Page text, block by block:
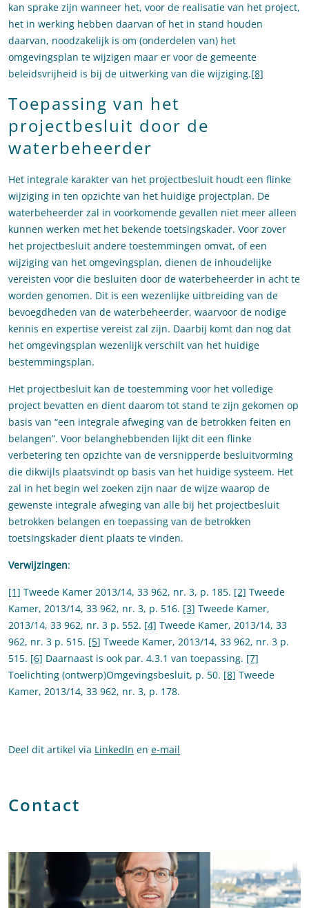
kan sprake zijn wanneer het, voor de realisatie van het project,
het in werking hebben daarvan of het in stand houden
daarvan, noodzakelijk is om (onderdelen van) het
omgevingsplan te wijzigen maar er voor de gemeente
beleidsvrijheid is bij de uitwerking van die wijziging.[8]
Toepassing van het
projectbesluit door de
waterbeheerder
Het integrale karakter van het projectbesluit houdt een flinke
wijziging in ten opzichte van het huidige projectplan. De
waterbeheerder zal in voorkomende gevallen niet meer alleen
kunnen werken met het bekende toetsingskader. Voor zover
het projectbesluit andere toestemmingen omvat, of een
wijziging van het omgevingsplan, dienen de inhoudelijke
vereisten voor die besluiten door de waterbeheerder in acht te
worden genomen. Dit is een wezenlijke uitbreiding van de
bevoegdheden van de waterbeheerder, waarvoor de nodige
kennis en expertise vereist zal zijn. Daarbij komt dan nog dat
het omgevingsplan wezenlijk verschilt van het huidige
bestemmingsplan.
Het projectbesluit kan de toestemming voor het volledige
project bevatten en dient daarom tot stand te zijn gekomen op
basis van “een integrale afweging van de betrokken feiten en
belangen”. Voor belanghebbenden lijkt dit een flinke
verbetering ten opzichte van de versnipperde besluitvorming
die dikwijls plaatsvindt op basis van het huidige systeem. Het
zal in het begin wel zoeken zijn naar de wijze waarop de
gewenste integrale afweging van alle bij het projectbesluit
betrokken belangen en toepassing van de betrokken
toetsingskader dient plaats te vinden.
Verwijzingen:
[1] Tweede Kamer 2013/14, 33 962, nr. 3, p. 185. [2] Tweede
Kamer, 2013/14, 33 962, nr. 3, p. 516. [3] Tweede Kamer,
2013/14, 33 962, nr. 3 p. 552. [4] Tweede Kamer, 2013/14, 33
962, nr. 3 p. 515. [5] Tweede Kamer, 2013/14, 33 962, nr. 3 p.
515. [6] Daarnaast is ook par. 4.3.1 van toepassing. [7]
Toelichting (ontwerp)Omgevingsbesluit, p. 50. [8] Tweede
Kamer, 2013/14, 33 962, nr. 3, p. 178.
Deel dit artikel via LinkedIn en e-mail
Contact